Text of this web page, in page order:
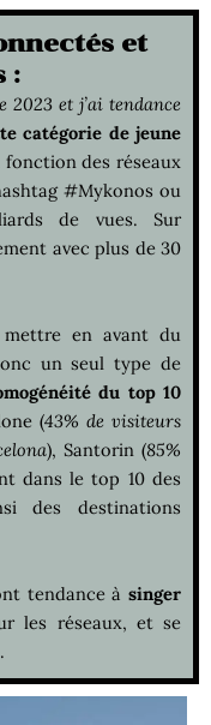
et
:
2023 et j’ai tendance
catégorie de jeune
des réseaux
#Mykonos ou
de vues. Sur
avec plus de 30
en avant du
un seul type de
du top 10
(43% de visiteurs
), Santorin (85%
dans le top 10 des
des destinations
tendance à singer
les réseaux, et se